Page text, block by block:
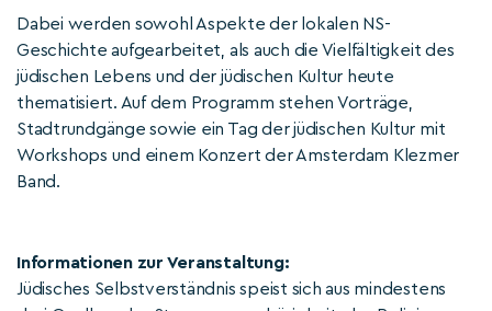
Dabei werden sowohl Aspekte der lokalen NS-
Geschichte aufgearbeitet, als auch die Vielfältigkeit des
jüdischen Lebens und der jüdischen Kultur heute
thematisiert. Auf dem Programm stehen Vorträge,
Stadtrundgänge sowie ein Tag der jüdischen Kultur mit
Workshops und einem Konzert der Amsterdam Klezmer
Band.
Informationen zur Veranstaltung:
Jüdisches Selbstverständnis speist sich aus mindestens